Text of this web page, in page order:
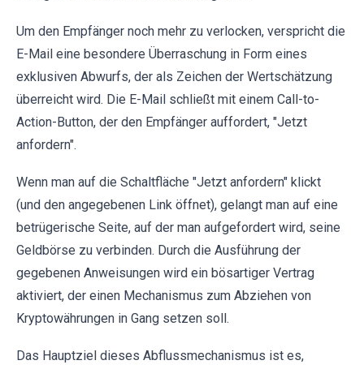
Um den Empfänger noch mehr zu verlocken, verspricht die
E-Mail eine besondere Überraschung in Form eines
exklusiven Abwurfs, der als Zeichen der Wertschätzung
überreicht wird. Die E-Mail schließt mit einem Call-to-
Action-Button, der den Empfänger auffordert, "Jetzt
anfordern".
Wenn man auf die Schaltfläche "Jetzt anfordern" klickt
(und den angegebenen Link öffnet), gelangt man auf eine
betrügerische Seite, auf der man aufgefordert wird, seine
Geldbörse zu verbinden. Durch die Ausführung der
gegebenen Anweisungen wird ein bösartiger Vertrag
aktiviert, der einen Mechanismus zum Abziehen von
Kryptowährungen in Gang setzen soll.
Das Hauptziel dieses Abflussmechanismus ist es,